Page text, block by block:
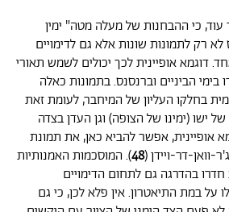
עוד, כי ההבחנות של מעלה מטה" ימין
רק לתמונות שונות אלא גם לדימויים
דוגמא אופיינית לכך יכולים לשמש תאורי
בימי הביניים וברנסנס. בתמונות כאלה
בחלקו העליון של המיחבר, לעומת זאת
ישו (ימינו של הצופה) וגן העדן בצדה
אופיינית, אפשר להביא כאן, את תמונת
וואן-דר-ויידן (48). המוסכמות האמנותיות
בהדרגה גם לתחום הדימויים
על במת התיאטרון. אין פלא לכן, כי גם